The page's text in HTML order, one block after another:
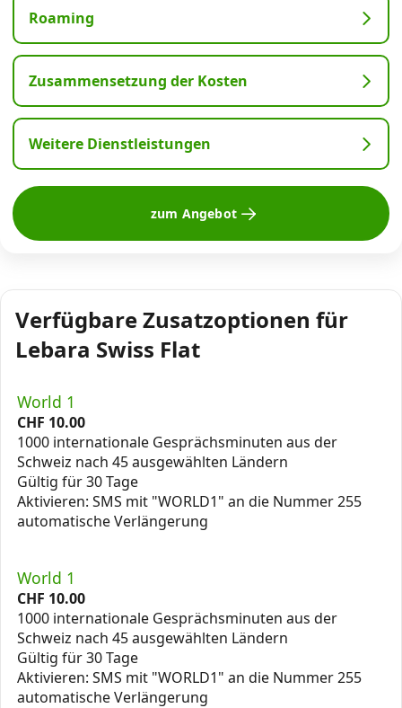
Roaming
Zusammensetzung der Kosten
Weitere Dienstleistungen
zum Angebot
Verfügbare Zusatzoptionen für
Lebara Swiss Flat
World 1
CHF 10.00
1000 internationale Gesprächsminuten aus der
Schweiz nach 45 ausgewählten Ländern
Gültig für 30 Tage
Aktivieren: SMS mit "WORLD1" an die Nummer 255
automatische Verlängerung
World 1
CHF 10.00
1000 internationale Gesprächsminuten aus der
Schweiz nach 45 ausgewählten Ländern
Gültig für 30 Tage
Aktivieren: SMS mit "WORLD1" an die Nummer 255
automatische Verlängerung